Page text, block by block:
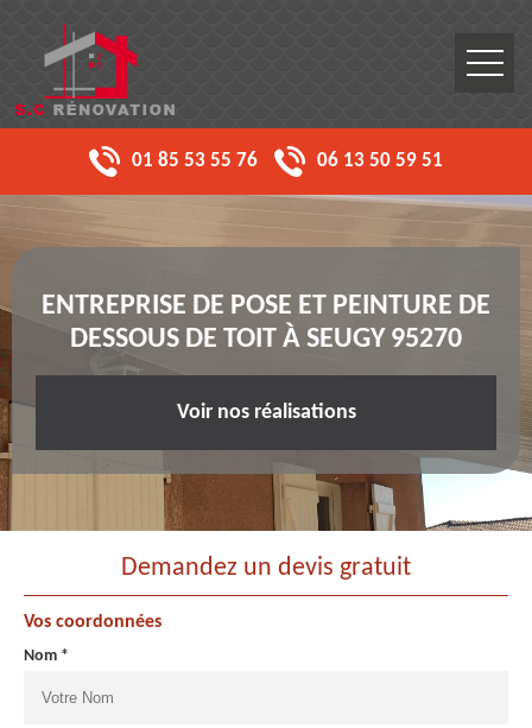
01 85 53 55 76 06 13 50 59 51
ENTREPRISE DE POSE ET PEINTURE DE
DESSOUS DE TOIT À SEUGY 95270
Voir nos réalisations
Demandez un devis gratuit
Vos coordonnées
Nom *